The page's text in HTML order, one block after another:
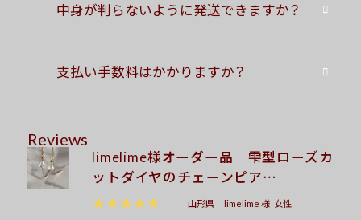
中身が判らないように発送できますか？
支払い手数料はかかりますか？
Reviews
limelime様オーダー品 雫型ローズカ
ットダイヤのチェーンピア…
★★★★★
山形県 limelime 様 女性